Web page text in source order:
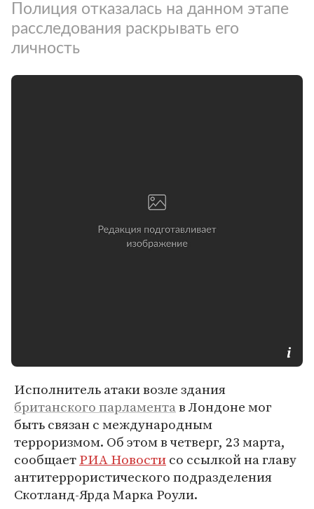
Полиция отказалась на данном этапе
расследования раскрывать его
личность
Исполнитель атаки возле здания
британского парламентав Лондоне мог
быть связан с международным
терроризмом. Об этом в четверг, 23 марта,
сообщаетРИА Новостисо ссылкой на главу
антитеррористического подразделения
Скотланд-Ярда Марка Роули.